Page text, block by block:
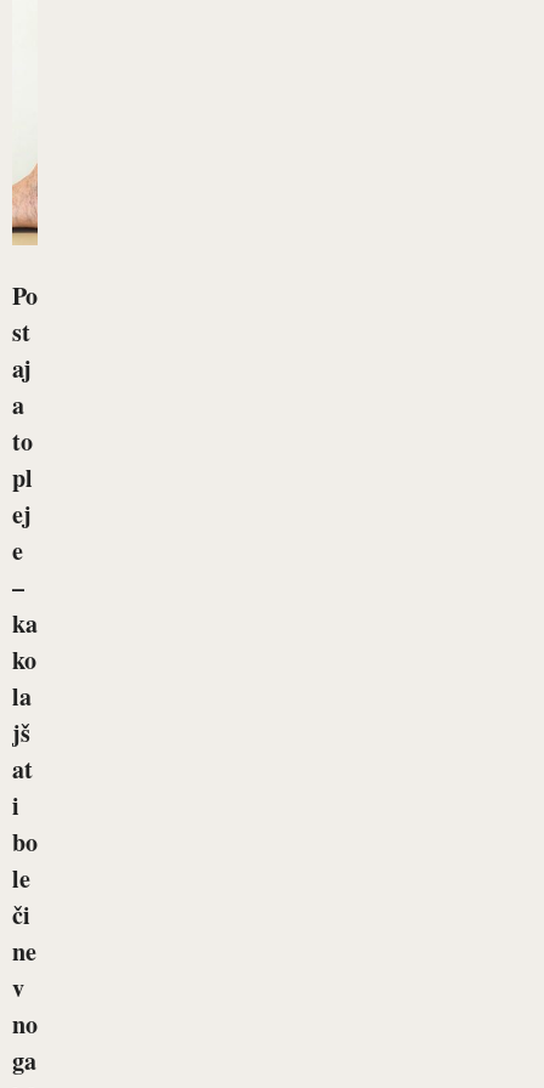
Po
st
aj
a
to
pl
ej
e
–
ka
ko
la
jš
at
i
bo
le
či
ne
v
no
ga